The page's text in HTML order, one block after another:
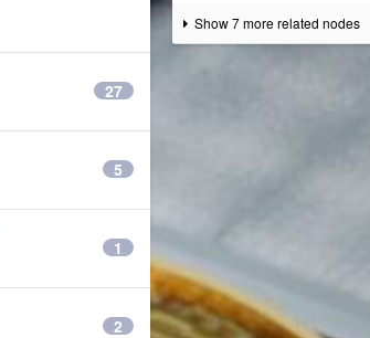
Show 7 more related nodes
27
5
1
2